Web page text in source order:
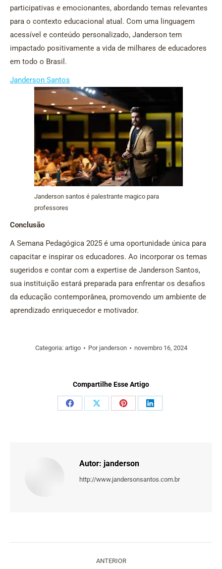
participativas e emocionantes, abordando temas relevantes
para o contexto educacional atual. Com uma linguagem
acessível e conteúdo personalizado, Janderson tem
impactado positivamente a vida de milhares de educadores
em todo o Brasil.
Janderson Santos
Janderson santos é palestrante magico para
professores
Conclusão
A Semana Pedagógica 2025 é uma oportunidade única para
capacitar e inspirar os educadores. Ao incorporar os temas
sugeridos e contar com a expertise de Janderson Santos,
sua instituição estará preparada para enfrentar os desafios
da educação contemporânea, promovendo um ambiente de
aprendizado enriquecedor e motivador.
Categoria: artigo Por janderson novembro 16, 2024
Compartilhe Esse Artigo
Share
Share
Share
Share
Autor: janderson
http://www.jandersonsantos.com.br
ANTERIOR